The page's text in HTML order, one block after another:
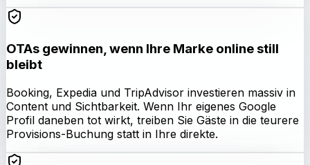
OTAs gewinnen, wenn Ihre Marke online still
bleibt
Booking, Expedia und TripAdvisor investieren massiv in
Content und Sichtbarkeit. Wenn Ihr eigenes Google
Profil daneben tot wirkt, treiben Sie Gäste in die teurere
Provisions-Buchung statt in Ihre direkte.